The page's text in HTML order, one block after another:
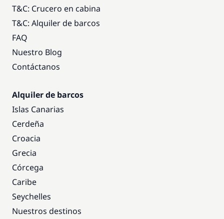
T&C: Crucero en cabina
T&C: Alquiler de barcos
FAQ
Nuestro Blog
Contáctanos
Alquiler de barcos
Islas Canarias
Cerdeña
Croacia
Grecia
Córcega
Caribe
Seychelles
Nuestros destinos